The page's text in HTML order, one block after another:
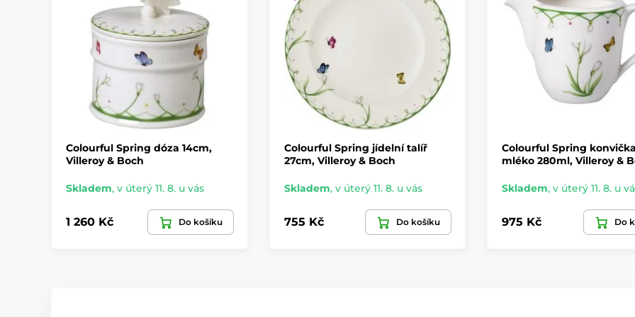
Colourful Spring dóza 14cm,
Villeroy & Boch
Skladem, v úterý 11. 8. u vás
1 260 Kč Do košíku
Colourful Spring jídelní talíř
27cm, Villeroy & Boch
Skladem, v úterý 11. 8. u vás
755 Kč Do košíku
Colourful Spring
mléko 280ml, Villeroy &
Skladem, v úterý 11. 8. u
975 Kč Do